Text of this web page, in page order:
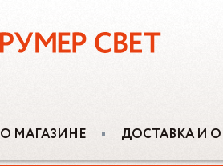
О МАГАЗИНЕ ДОСТАВКА И